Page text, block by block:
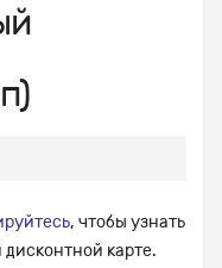
, чтобы узнать
карте.